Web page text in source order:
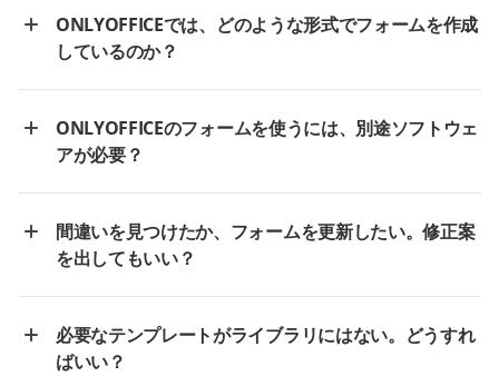
ONLYOFFICEでは、どのような形式でフォームを作成
しているのか？
ONLYOFFICEのフォームを使うには、別途ソフトウェ
アが必要？
間違いを見つけたか、フォームを更新したい。修正案
を出してもいい？
必要なテンプレートがライブラリにはない。どうすれ
ばいい？